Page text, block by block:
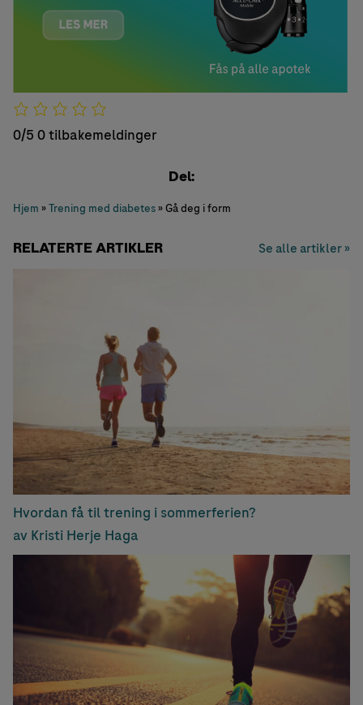
0/5 0 tilbakemeldinger
Del:
Hjem »Trening med diabetes»Gå deg i form
RELATERTE ARTIKLER Se alle artikler »
Hvordan få til trening i sommerferien?
av Kristi Herje Haga